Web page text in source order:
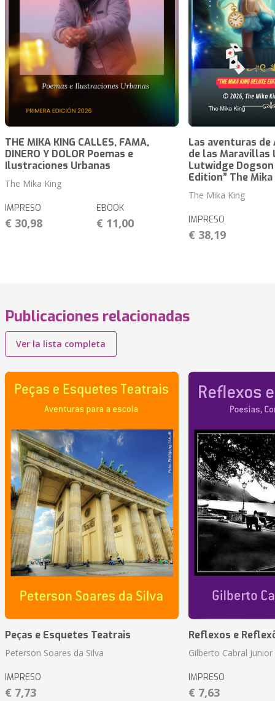
THE MIKA KING CALLES, FAMA,
DINERO Y DOLOR Poemas e
Ilustraciones Urbanas
The Mika King
IMPRESO
€ 30,98
EBOOK
€ 11,00
Las aventuras de
de las Maravillas
Lutwidge Dogson
Edition” The
The Mika King
IMPRESO
€ 38,19
Publicaciones relacionadas
Ver la lista completa
Peças e Esquetes Teatrais
Peterson Soares da Silva
IMPRESO
€ 7,73
Reflexos e
Gilberto Cabral Junior
IMPRESO
€ 7,63